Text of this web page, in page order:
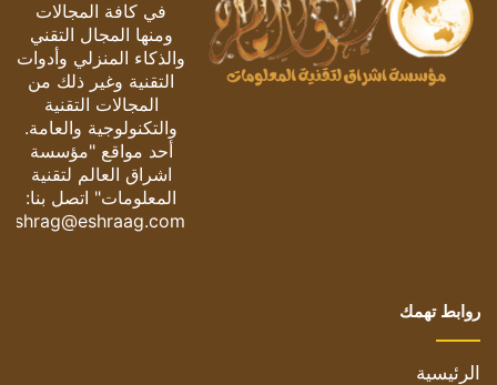
في كافة المجالات
ومنها المجال التقني
والذكاء المنزلي وأدوات
التقنية وغير ذلك من
المجالات التقنية
والتكنولوجية والعامة.
أحد مواقع "مؤسسة
اشراق العالم لتقنية
المعلومات" اتصل بنا:
eshrag@eshraag.com
روابط تهمك
الرئيسية